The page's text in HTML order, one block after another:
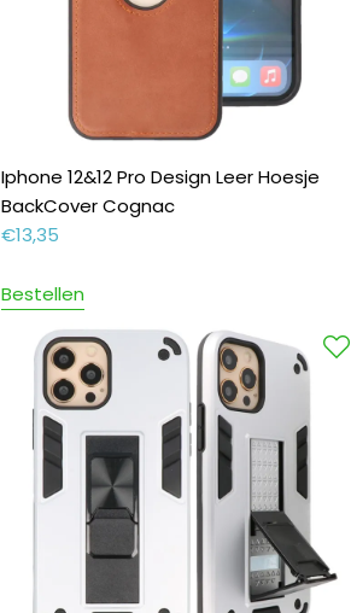
Iphone 12&12 Pro Design Leer Hoesje
BackCover Cognac
€13,35
Bestellen